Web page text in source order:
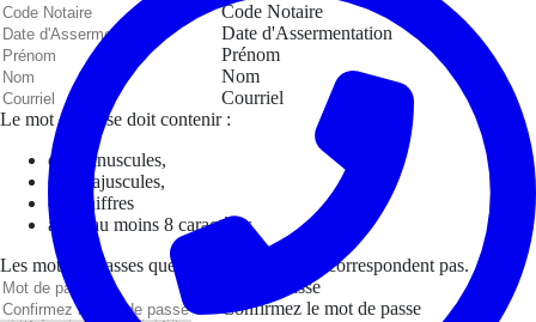
Code Notaire
Date d'Assermentation
Prénom
Nom
Courriel
Le mot de passe doit contenir :
des minuscules,
des majuscules,
des chiffres
avoir au moins 8 caractères
Les mots de passes que vous avez saisis ne correspondent pas.
Mot de passe
Confirmez le mot de passe